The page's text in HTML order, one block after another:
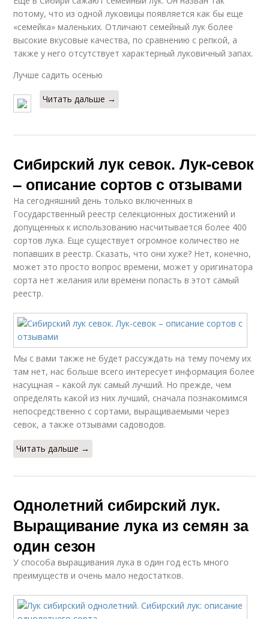
потому, что из одной луковицы появляется как бы еще
«семейка» маленьких. Отличают семейный лук более
высокие вкусовые качества, по сравнению с репкой, а
также у него отсутствует характерный луковичный запах.
Лучше садить осенью
Читать дальше →
Сибирский лук севок. Лук-севок
– описание сортов с отзывами
На сегодняшний день только включенных в
Государственный реестр селекционных достижений и
допущенных к использованию насчитывается более 400
сортов лука. Еще существует огромное количество не
попавших в реестр. Сказать, что они хуже? Нет, конечно,
может это просто вопрос времени, может у оригинатора
сорта нет желания или времени попасть в этот самый
реестр.
Мы с вами также не будет рассуждать на тему почему их
там нет, нас больше всего интересует информация более
насущная – какой лук самый лучший. Но прежде, чем
определять какой из них лучший, сначала познакомимся
непосредственно с сортами, выращиваемыми через
севок, а также отзывами садоводов.
Читать дальше →
Однолетний сибирский лук.
Выращивание лука из семян за
один сезон
У способа выращивания лука в один год есть много
преимуществ и очень мало недостатков.